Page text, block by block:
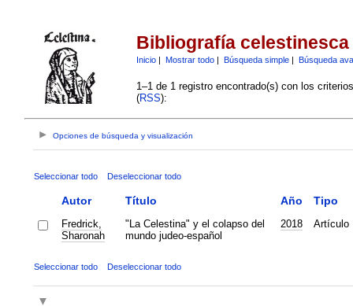
Bibliografía celestinesca
Inicio| Mostrar todo| Búsqueda simple| Búsqueda
1–1 de 1 registro encontrado(s) con los
(RSS):
Opciones de búsqueda y visualización
Seleccionar todo Deseleccionar todo
Autor Título Año Tipo
Fredrick,
Sharonah
"La Celestina" y el colapso del
mundo judeo-español
2018 Artículo
Seleccionar todo Deseleccionar todo